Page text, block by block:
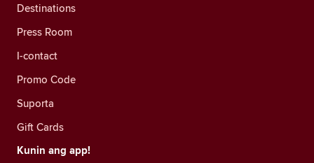
Destinations
Press Room
I-contact
Promo Code
Suporta
Gift Cards
Kunin ang app!